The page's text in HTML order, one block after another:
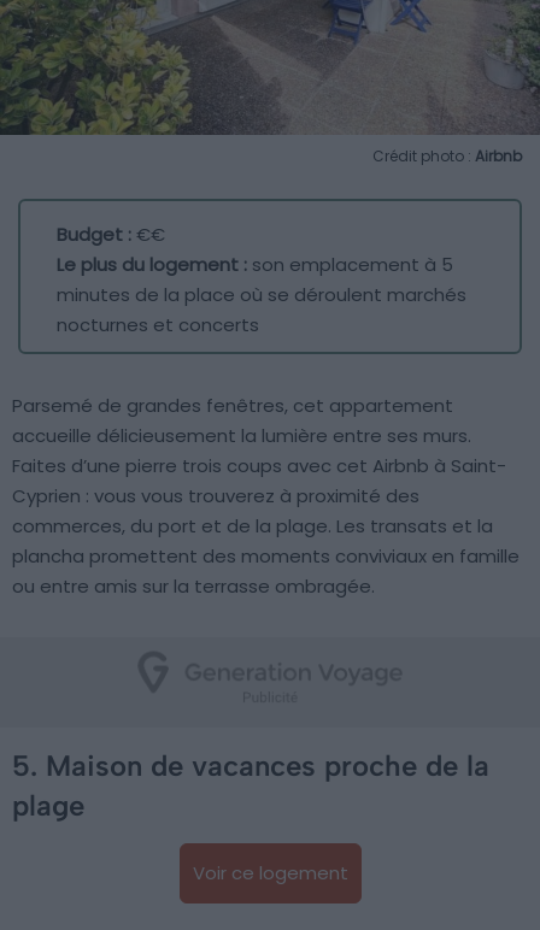
Crédit photo : Airbnb
Budget :€€
Le plus du logement : son emplacement à 5
minutes de la place où se déroulent marchés
nocturnes et concerts
Parsemé de grandes fenêtres, cet appartement
accueille délicieusement la lumière entre ses murs.
Faites d’une pierre trois coups avec cet Airbnb à Saint-
Cyprien : vous vous trouverez à proximité des
commerces, du port et de la plage. Les transats et la
plancha promettent des moments conviviaux en famille
ou entre amis sur la terrasse ombragée.
5. Maison de vacances proche de la
plage
Voir ce logement